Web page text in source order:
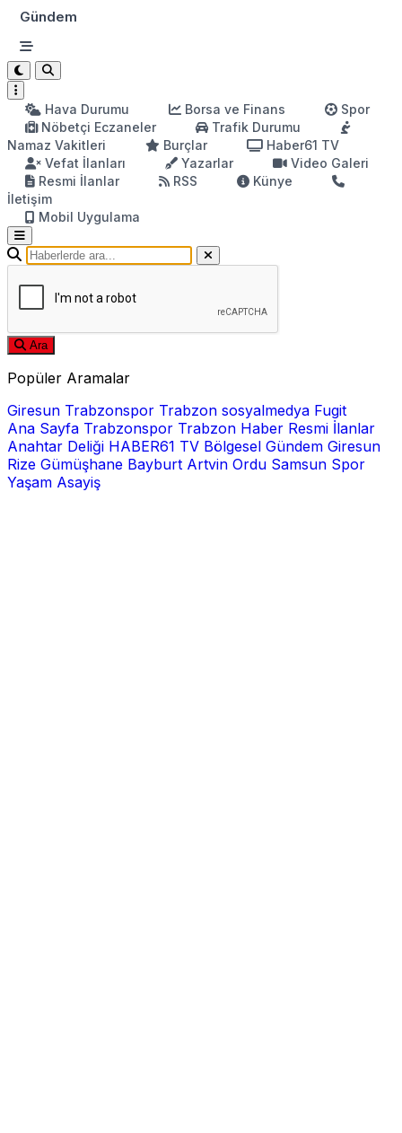
Gündem
Hava Durumu Borsa ve Finans
Spor
Nöbetçi Eczaneler
Trafik Durumu
Namaz Vakitleri
Burçlar
Haber61 TV
Vefat İlanları
Yazarlar
Video Galeri
Resmi İlanlar
RSS
Künye
İletişim
Mobil Uygulama
Ara
Popüler Aramalar
Giresun Trabzonspor Trabzon sosyalmedya Fugit
Ana Sayfa Trabzonspor Trabzon Haber Resmi İlanlar
Anahtar Deliği HABER61 TV Bölgesel Gündem Giresun
Rize Gümüşhane Bayburt Artvin Ordu Samsun Spor
Yaşam Asayiş